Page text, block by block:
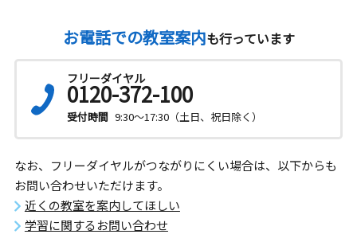
お電話での教室案内も行っています
フリーダイヤル
0120-372-100
受付時間 9:30～17:30（土日、祝日除く）
なお、フリーダイヤルがつながりにくい場合は、以下からも
お問い合わせいただけます。
近くの教室を案内してほしい
学習に関するお問い合わせ